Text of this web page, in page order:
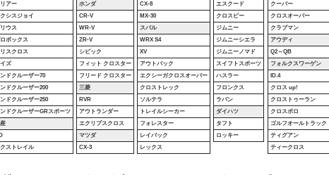
アー
シスジョイ
ウス
ボックス
スクロス
ズ
ドクルーザー70
ドクルーザー200
ドクルーザー250
ドクルーザーGRスポーツ
産
ストレイル
ホンダ
CR-V
WR-V
ZR-V
シビック
フィット クロスター
フリード クロスター
三菱
RVR
アウトランダー
エクリプスクロス
マツダ
CX-3
CX-8
MX-30
スバル
WRX S4
XV
アウトバック
エクシーガクロスオーバー
クロストレック
ソルテラ
トレイルシーカー
フォレスター
レイバック
レックス
エスクード
クロスピー
ジムニー
ジムニーシエラ
ジムニーノマド
スイフトスポーツ
ハスラー
フロンクス
ラバン
ダイハツ
タフト
ロッキー
クーパー
クロスオーバー
クラブマン
アウディ
Q2～QB
フォルクスワーゲン
ID.4
クロス up!
クロストゥーラン
クロスポロ
ゴルフオールトラック
ティグアン
ティークロス